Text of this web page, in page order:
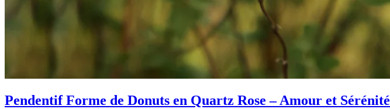
Pendentif Forme de Donuts en Quartz Rose – Amour et Sérénité